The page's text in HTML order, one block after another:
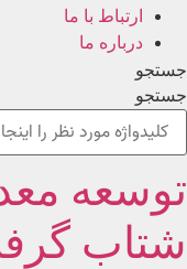
ارتباط با ما
درباره ما
جستجو
جستجو
توسعه
شتاب